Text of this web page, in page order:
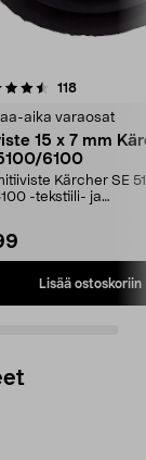
118arvostelut
aika varaosat
15 x 7 mm
6100
Kärcher SE
-tekstiili- ja
Lisää ostoskoriin
4.0 viidestä